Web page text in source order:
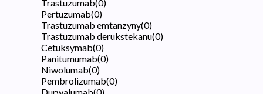
Trastuzumab(0)
Pertuzumab(0)
Trastuzumab emtanzyny(0)
Trastuzumab derukstekanu(0)
Cetuksymab(0)
Panitumumab(0)
Niwolumab(0)
Pembrolizumab(0)